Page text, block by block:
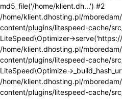
md5_file('/home/klient.dh...') #2
/home/klient.dhosting.pl/
content/plugins/litespeed-cache/
LiteSpeed\Optimizer-
/home/klient.dhosting.pl/
content/plugins/litespeed-cache/
LiteSpeed\Optimize-
/home/klient.dhosting.pl/
content/plugins/litespeed-cache/